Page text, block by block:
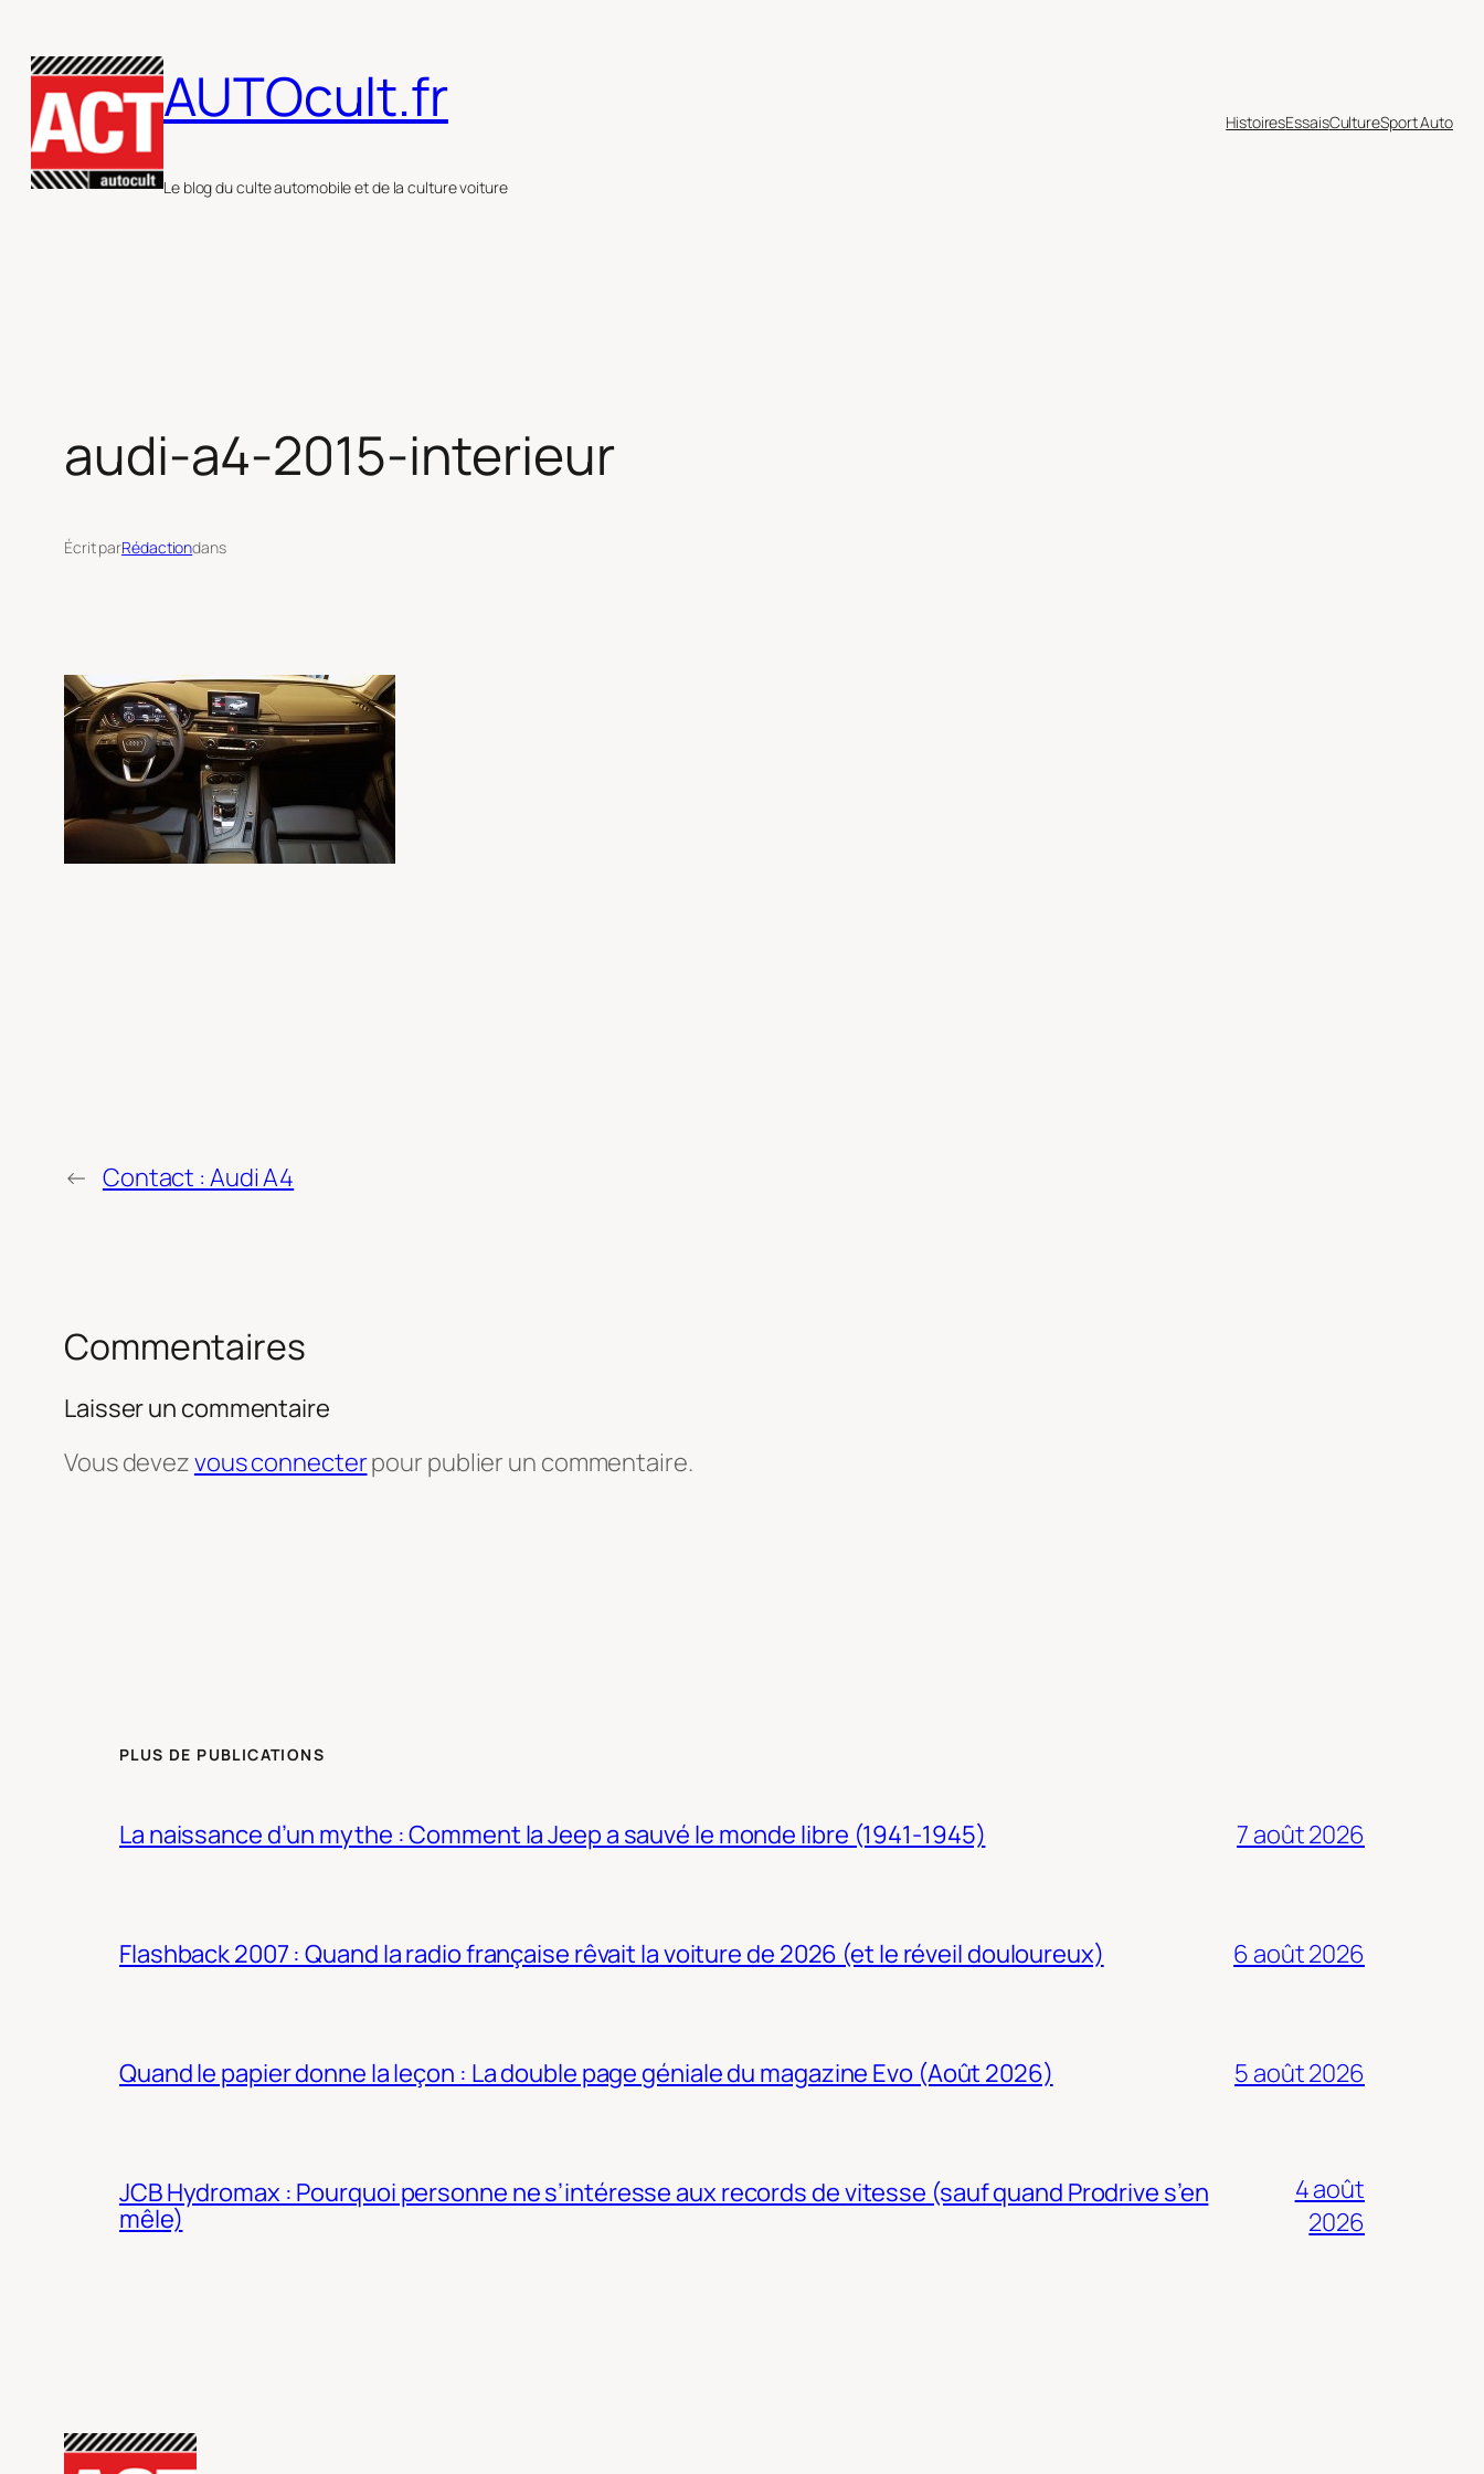
au
contenu
AUTOcult.fr
Le blog du culte automobile et de la culture voiture
HistoiresEssaisCultureSport Auto
audi-a4-2015-interieur
Écrit parRédactiondans
← Contact : Audi A4
Commentaires
Laisser un commentaire
Vous devezvous connecterpour publier un commentaire.
PLUS DE PUBLICATIONS
La naissance d’un mythe : Comment la Jeep a sauvé le monde libre (1941-1945) 7 août 2026
Flashback 2007 : Quand la radio française rêvait la voiture de 2026 (et le réveil douloureux) 6 août 2026
Quand le papier donne la leçon : La double page géniale du magazine Evo (Août 2026) 5 août 2026
JCB Hydromax : Pourquoi personne ne s’intéresse aux records de vitesse (sauf quand Prodrive s’en
mêle)
4 août
2026